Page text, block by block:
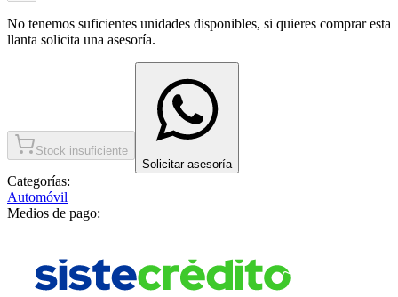
No tenemos suficientes unidades disponibles, si quieres comprar esta
llanta solicita una asesoría.
Stock insuficiente
Solicitar asesoría
Categorías:
Automóvil
Medios de pago: